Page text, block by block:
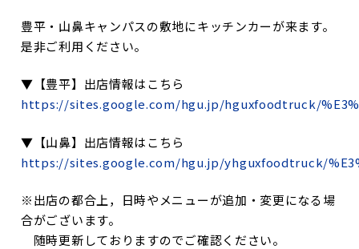
豊平・山鼻キャンパスの敷地にキッチンカーが来ます。
是非ご利用ください。
▼【豊平】出店情報はこちら
https://sites.google.com/hgu.jp/hguxfoodtruck/
▼【山鼻】出店情報はこちら
https://sites.google.com/hgu.jp/yhguxfoodtruck/
※出店の都合上，日時やメニューが追加・変更になる場
合がございます。
随時更新しておりますのでご確認ください。